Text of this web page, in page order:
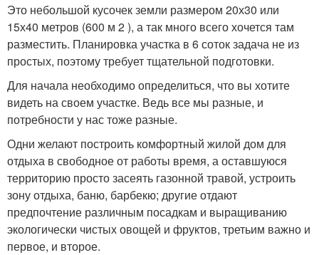
Это небольшой кусочек земли размером 20х30 или
15х40 метров (600 м 2 ), а так много всего хочется там
разместить. Планировка участка в 6 соток задача не из
простых, поэтому требует тщательной подготовки.
Для начала необходимо определиться, что вы хотите
видеть на своем участке. Ведь все мы разные, и
потребности у нас тоже разные.
Одни желают построить комфортный жилой дом для
отдыха в свободное от работы время, а оставшуюся
территорию просто засеять газонной травой, устроить
зону отдыха, баню, барбекю; другие отдают
предпочтение различным посадкам и выращиванию
экологически чистых овощей и фруктов, третьим важно и
первое, и второе.